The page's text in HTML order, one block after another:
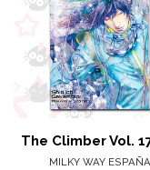
The Climber Vol.
MILKY WAY ESPAÑA